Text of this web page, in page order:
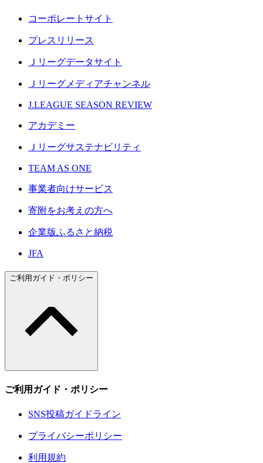
コーポレートサイト
プレスリリース
Ｊリーグデータサイト
Ｊリーグメディアチャンネル
J.LEAGUE SEASON REVIEW
アカデミー
Ｊリーグサステナビリティ
TEAM AS ONE
事業者向けサービス
寄附をお考えの方へ
企業版ふるさと納税
JFA
ご利用ガイド・ポリシー
ご利用ガイド・ポリシー
SNS投稿ガイドライン
プライバシーポリシー
利用規約